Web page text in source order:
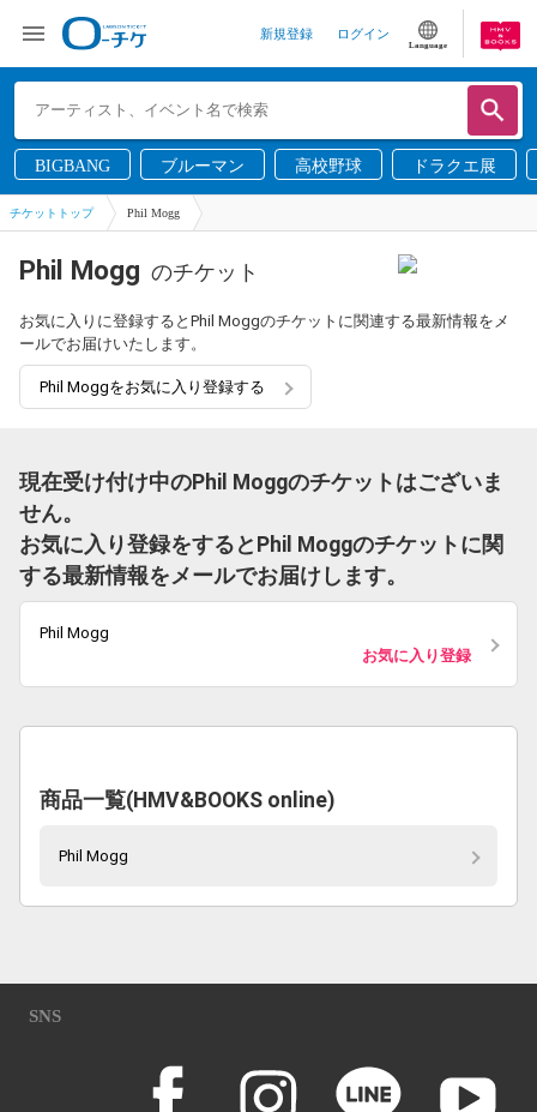
新規登録 ログイン
Language
BIGBANG ブルーマン 高校野球 ドラクエ展
チケットトップ Phil Mogg
Phil Mogg のチケット
お気に入りに登録するとPhil Moggのチケットに関連する最新情報をメ
ールでお届けいたします。
Phil Moggをお気に入り登録する
現在受け付け中のPhil Moggのチケットはございま
せん。
お気に入り登録をするとPhil Moggのチケットに関
する最新情報をメールでお届けします。
Phil Mogg
お気に入り登録
商品一覧(HMV&BOOKS online)
Phil Mogg
SNS